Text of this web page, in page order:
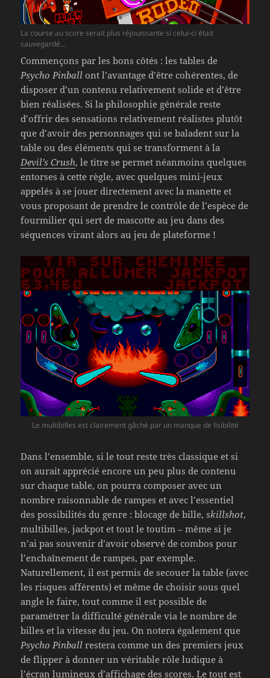
La course au score serait plus réjouissante si celui-ci était
sauvegardé…
Commençons par les bons côtés : les tables de
Psycho Pinball ont l’avantage d’être cohérentes, de
disposer d’un contenu relativement solide et d’être
bien réalisées. Si la philosophie générale reste
d’offrir des sensations relativement réalistes plutôt
que d’avoir des personnages qui se baladent sur la
table ou des éléments qui se transforment à la
Devil’s Crush, le titre se permet néanmoins quelques
entorses à cette règle, avec quelques mini-jeux
appelés à se jouer directement avec la manette et
vous proposant de prendre le contrôle de l’espèce de
fourmilier qui sert de mascotte au jeu dans des
séquences virant alors au jeu de plateforme !
Le multibilles est clairement gâché par un manque de lisibilité
Dans l’ensemble, si le tout reste très classique et si
on aurait apprécié encore un peu plus de contenu
sur chaque table, on pourra composer avec un
nombre raisonnable de rampes et avec l’essentiel
des possibilités du genre : blocage de bille,skillshot,
multibilles, jackpot et tout le toutim – même si je
n’ai pas souvenir d’avoir observé de combos pour
l’enchaînement de rampes, par exemple.
Naturellement, il est permis de secouer la table (avec
les risques afférents) et même de choisir sous quel
angle le faire, tout comme il est possible de
paramétrer la difficulté générale via le nombre de
billes et la vitesse du jeu. On notera également que
Psycho Pinball restera comme un des premiers jeux
de flipper à donner un véritable rôle ludique à
l’écran lumineux d’affichage des scores. Le tout est